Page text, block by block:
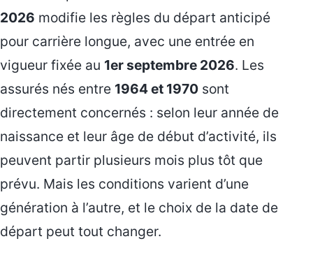
2026 modifie les règles du départ anticipé
pour carrière longue, avec une entrée en
vigueur fixée au 1er septembre 2026. Les
assurés nés entre 1964 et 1970 sont
directement concernés : selon leur année de
naissance et leur âge de début d’activité, ils
peuvent partir plusieurs mois plus tôt que
prévu. Mais les conditions varient d’une
génération à l’autre, et le choix de la date de
départ peut tout changer.